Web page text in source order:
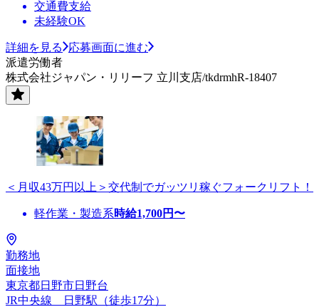
交通費支給
未経験OK
詳細を見る
応募画面に進む
派遣労働者
株式会社ジャパン・リリーフ 立川支店/tkdrmhR-18407
＜月収43万円以上＞交代制でガッツリ稼ぐフォークリフト！
軽作業・製造系時給1,700円〜
勤務地
面接地
東京都日野市日野台
JR中央線 日野駅（徒歩17分）